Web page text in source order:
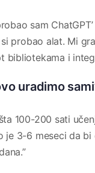
sam ChatGPT’
si probao alat. Mi
bibliotekama i
uradimo
100-200 sati
je 3-6 meseci da